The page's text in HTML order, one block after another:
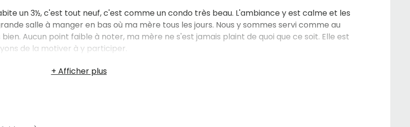
un 3½, c'est tout neuf, c'est comme un condo très beau. L'ambiance y est calme et les
salle à manger en bas où ma mère tous les jours. Nous y sommes servi comme au
Aucun point faible à noter, ma mère ne s'est jamais plaint de quoi que ce soit. Elle est
de la motiver à y participer.